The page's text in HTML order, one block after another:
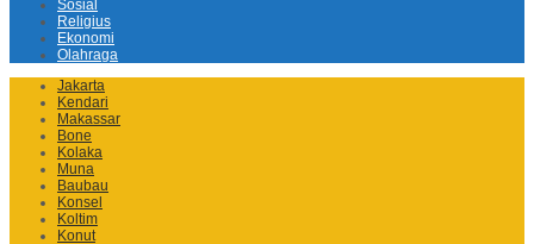
Sosial
Religius
Ekonomi
Olahraga
Jakarta
Kendari
Makassar
Bone
Kolaka
Muna
Baubau
Konsel
Koltim
Konut